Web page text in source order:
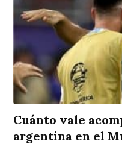
Cuánto vale
argentina en el